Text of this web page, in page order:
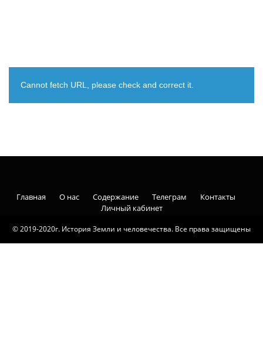
Cannot fetch URL, please check and correct it.
© 2019-2020г. История Земли и человечества. Все права защищены
Главная О нас Содержание Телеграм
Контакты
Личный кабинет